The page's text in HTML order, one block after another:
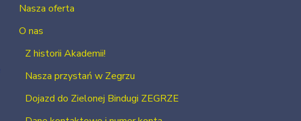
Nasza oferta
O nas
Z historii Akademii!
Nasza przystań w Zegrzu
Dojazd do Zielonej Bindugi ZEGRZE